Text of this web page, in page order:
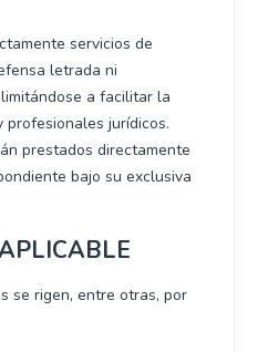
servicios de
letrada ni
a facilitar la
profesionales jurídicos.
prestados directamente
bajo su exclusiva
se rigen, entre otras, por